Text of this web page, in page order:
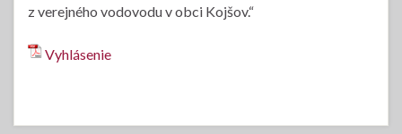
z verejného vodovodu v obci Kojšov.“
Vyhlásenie